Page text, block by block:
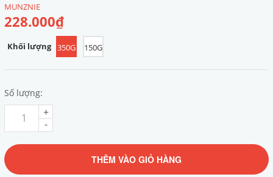
MUNZNIE
228.000₫
Khối lượng 350G 150G
Số lượng:
-
+
THÊM VÀO GIỎ HÀNG